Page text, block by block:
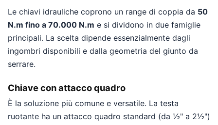
Le chiavi idrauliche coprono un range di coppia da 50
N.m fino a 70.000 N.m e si dividono in due famiglie
principali. La scelta dipende essenzialmente dagli
ingombri disponibili e dalla geometria del giunto da
serrare.
Chiave con attacco quadro
È la soluzione più comune e versatile. La testa
ruotante ha un attacco quadro standard (da ½" a 2½")